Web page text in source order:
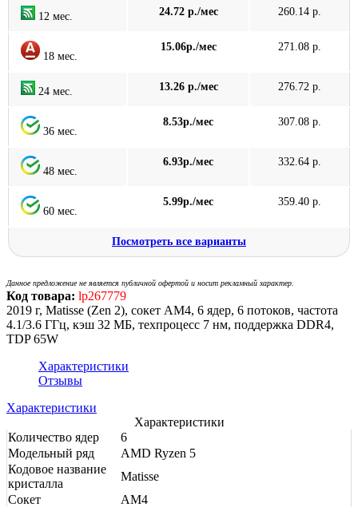
12 мес. 24.72 р./мес 260.14 р.
18 мес.
15.06р./мес 271.08 р.
24 мес. 13.26 р./мес 276.72 р.
36 мес.
8.53р./мес 307.08 р.
48 мес.
6.93р./мес 332.64 р.
60 мес.
5.99р./мес 359.40 р.
Посмотреть все варианты
Данное предложение не является публичной офертой и носит рекламный характер.
Код товара: lp267779
2019 г, Matisse (Zen 2), сокет AM4, 6 ядер, 6 потоков, частота
4.1/3.6 ГГц, кэш 32 МБ, техпроцесс 7 нм, поддержка DDR4,
TDP 65W
Характеристики
Отзывы
Характеристики
Характеристики
Количество ядер
6
Модельный ряд
AMD Ryzen 5
Кодовое название
кристалла
Matisse
Сокет
AM4